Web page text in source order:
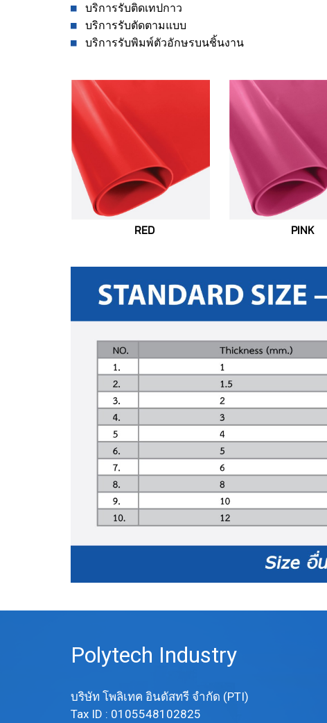
บริการรับติดเทปกาว
บริการรับตัดตามแบบ
บริการรับพิมพ์ตัวอักษรบนชิ้นงาน
RED PINK
Polytech Industry
บริษัท โพลิเทค อินดัสทรี จำกัด (PTI)
Tax ID : 0105548102825